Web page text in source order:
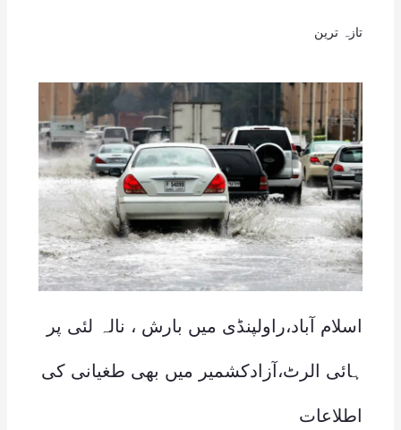
تازہ ترین
اسلام آباد،راولپنڈی میں بارش ، نالہ لئی پر
ہائی الرٹ،آزادکشمیر میں بھی طغیانی کی
اطلاعات